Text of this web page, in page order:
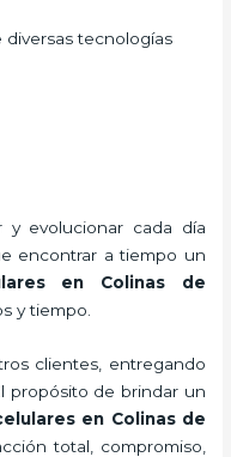
diversas tecnologías
y evolucionar cada día
encontrar a tiempo un
en Colinas de
y tiempo.
clientes, entregando
propósito de brindar un
en Colinas de
total, compromiso,